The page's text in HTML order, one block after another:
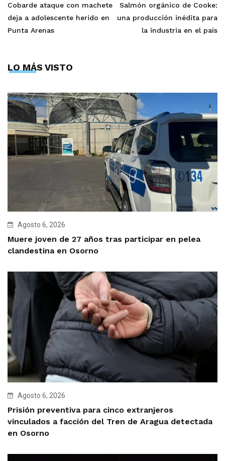
Cobarde ataque con machete
deja a adolescente herido en
Punta Arenas
Salmón orgánico de Cooke:
una producción inédita para
la industria en el país
LO MÁS VISTO
Agosto 6, 2026
Muere joven de 27 años tras participar en pelea
clandestina en Osorno
Agosto 6, 2026
Prisión preventiva para cinco extranjeros
vinculados a facción del Tren de Aragua detectada
en Osorno